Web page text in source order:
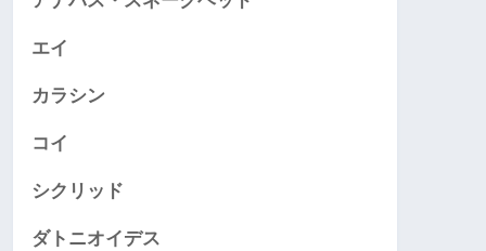
エイ
カラシン
コイ
シクリッド
ダトニオイデス